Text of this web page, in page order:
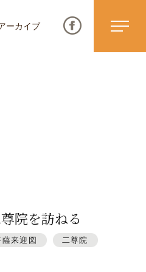
ーカイブ
院を訪ねる
来迎図 二尊院